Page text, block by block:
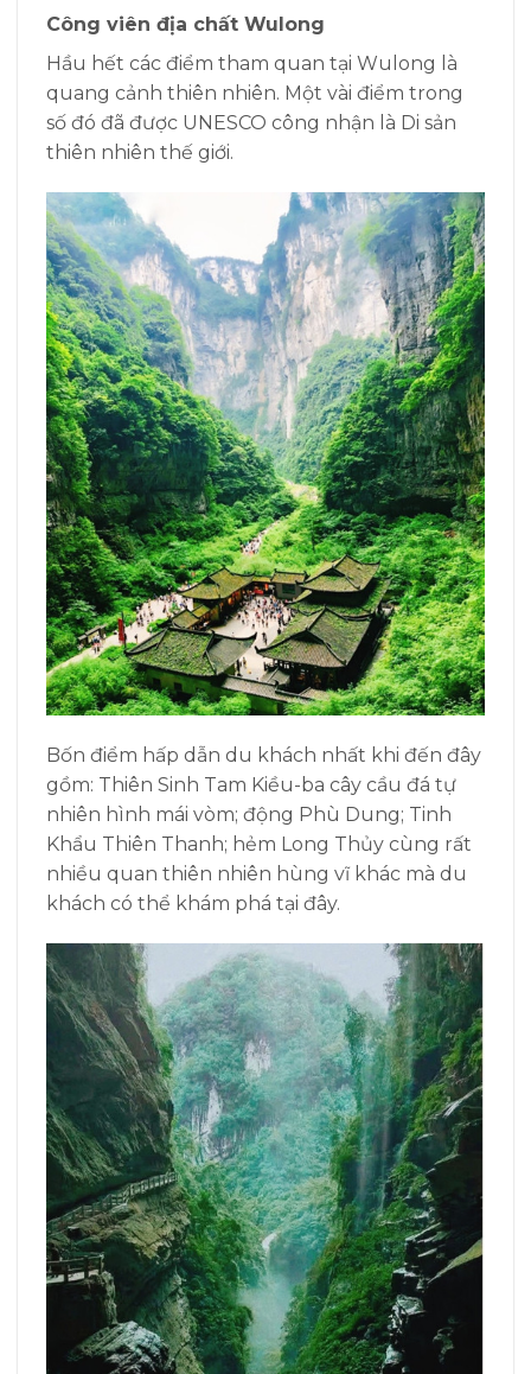
Công viên địa chất Wulong
Hầu hết các điểm tham quan tại Wulong là
quang cảnh thiên nhiên. Một vài điểm trong
số đó đã được UNESCO công nhận là Di sản
thiên nhiên thế giới.
Bốn điểm hấp dẫn du khách nhất khi đến đây
gồm: Thiên Sinh Tam Kiều-ba cây cầu đá tự
nhiên hình mái vòm; động Phù Dung; Tinh
Khẩu Thiên Thanh; hẻm Long Thủy cùng rất
nhiều quan thiên nhiên hùng vĩ khác mà du
khách có thể khám phá tại đây.